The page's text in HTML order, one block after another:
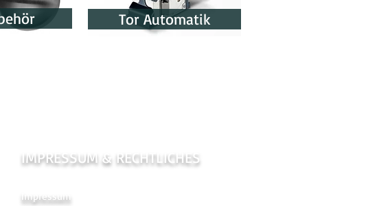
Tor Automatik
IMPRESSUM & RECHTLICHES
Impressum